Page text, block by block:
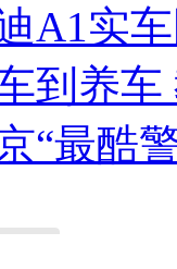
A1实
到养
“最酷